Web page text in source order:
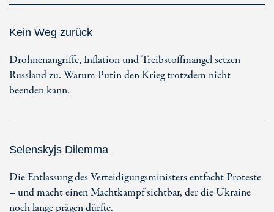
Kein Weg zurück
Drohnenangriffe, Inflation und Treibstoffmangel setzen
Russland zu. Warum Putin den Krieg trotzdem nicht
beenden kann.
Selenskyjs Dilemma
Die Entlassung des Verteidigungsministers entfacht Proteste
– und macht einen Machtkampf sichtbar, der die Ukraine
noch lange prägen dürfte.